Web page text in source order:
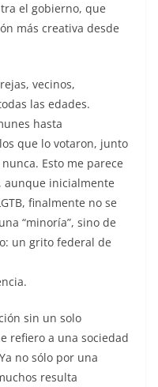
el gobierno, que
más creativa desde
vecinos,
las edades.
hasta
que lo votaron, junto
Esto me parece
inicialmente
finalmente no se
“minoría”, sino de
un grito federal de
sin un solo
refiero a una sociedad
no sólo por una
resulta